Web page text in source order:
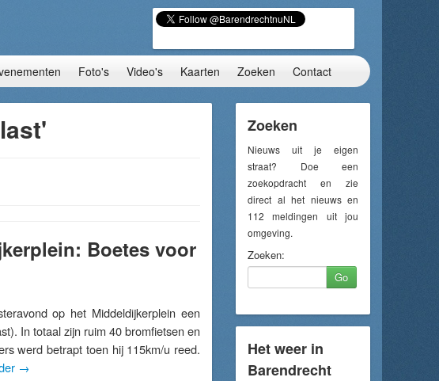
Foto's Video's Kaarten Zoeken Contact
Boetes voor
op het Middeldijkerplein een
In totaal zijn ruim 40 bromfietsen en
werd betrapt toen hij 115km/u reed.
→
Zoeken
Nieuws uit je eigen
straat? Doe een
zoekopdracht en zie
direct al het nieuws en
112 meldingen uit jou
omgeving.
Zoeken:
Go
Het weer in
Barendrecht